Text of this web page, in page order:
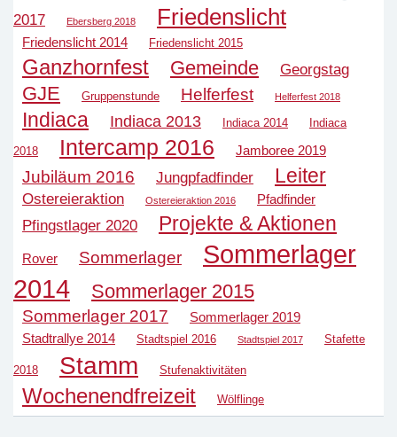
2017
Ebersberg 2018 Friedenslicht
Friedenslicht 2014 Friedenslicht 2015
Ganzhornfest Gemeinde Georgstag
GJE Gruppenstunde Helferfest Helferfest 2018
Indiaca Indiaca 2013 Indiaca 2014 Indiaca
2018 Intercamp 2016 Jamboree 2019
Jubiläum 2016 Jungpfadfinder Leiter
Ostereieraktion Ostereieraktion 2016 Pfadfinder
Pfingstlager 2020 Projekte & Aktionen
Rover Sommerlager
Sommerlager
2014
Sommerlager 2015
Sommerlager 2017
Sommerlager 2019
Stadtrallye 2014
Stadtspiel 2016 Stadtspiel 2017 Stafette
2018 Stamm Stufenaktivitäten
Wochenendfreizeit Wölflinge